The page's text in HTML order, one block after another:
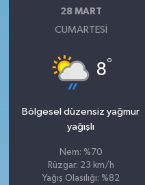
28 MART
CUMARTESI
8°
Bölgesel düzensiz yağmur
yağışlı
Nem: %70
Rüzgar: 23 km/h
Yağış Olasılığı: %82